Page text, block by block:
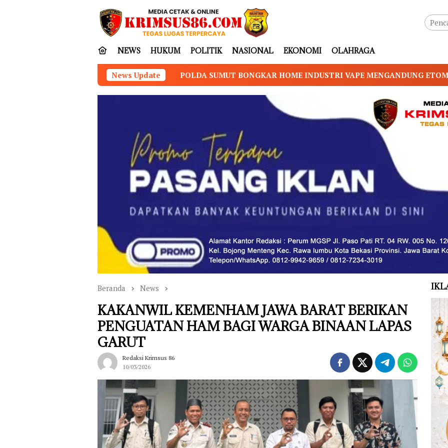
NEWS HUKUM POLITIK NASIONAL EKONOMI OLAHRAGA
News Update
POLDA SUMUT BONGKAR HOME INDUSTRI VAPE MENGANDUNG ETOMIDATE, BAHAN BAKU
Beranda News
KAKANWIL KEMENHAM JAWA BARAT BERIKAN
PENGUATAN HAM BAGI WARGA BINAAN LAPAS
GARUT
Redaksi Krimsus 86
10/03/2026